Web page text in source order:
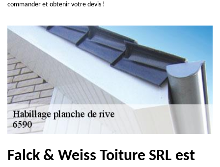
commander et obtenir votre devis !
Falck & Weiss Toiture SRL est